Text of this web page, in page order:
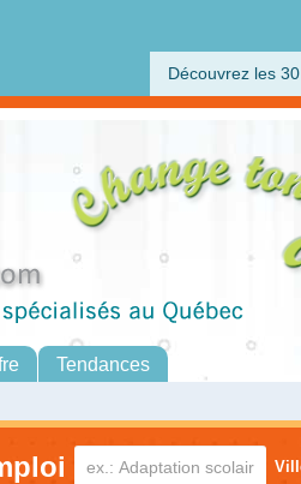
Découvrez les
Tendances